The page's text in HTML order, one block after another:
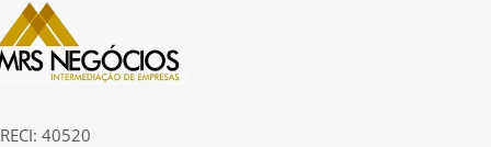
Página inicial
40520